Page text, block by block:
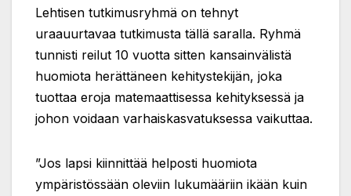
Lehtisen tutkimusryhmä on tehnyt
uraauurtavaa tutkimusta tällä saralla. Ryhmä
tunnisti reilut 10 vuotta sitten kansainvälistä
huomiota herättäneen kehitystekijän, joka
tuottaa eroja matemaattisessa kehityksessä ja
johon voidaan varhaiskasvatuksessa vaikuttaa.
”Jos lapsi kiinnittää helposti huomiota
ympäristössään oleviin lukumääriin ikään kuin